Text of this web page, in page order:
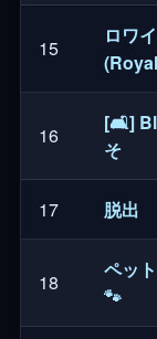
15
ロワ
16
[🛋️]
そ
17 脱出
18
ペッ
🐾